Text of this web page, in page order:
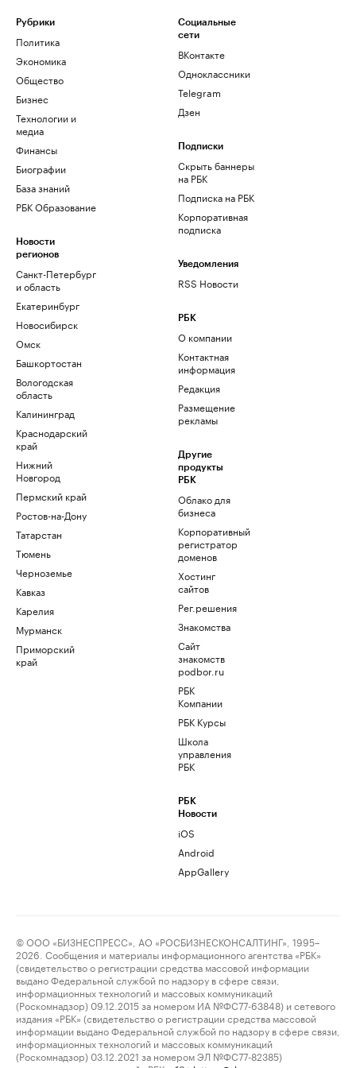
Рубрики
Политика
Экономика
Общество
Бизнес
Технологии и
медиа
Финансы
Биографии
База знаний
РБК Образование
Новости
регионов
Санкт-Петербург
и область
Екатеринбург
Новосибирск
Омск
Башкортостан
Вологодская
область
Калининград
Краснодарский
край
Нижний
Новгород
Пермский край
Ростов-на-Дону
Татарстан
Тюмень
Черноземье
Кавказ
Карелия
Мурманск
Приморский
край
Социальные
сети
ВКонтакте
Одноклассники
Telegram
Дзен
Подписки
Скрыть баннеры
на РБК
Подписка на РБК
Корпоративная
подписка
Уведомления
RSS Новости
РБК
О компании
Контактная
информация
Редакция
Размещение
рекламы
Другие
продукты
РБК
Облако для
бизнеса
Корпоративный
регистратор
доменов
Хостинг
сайтов
Рег.решения
Знакомства
Сайт
знакомств
podbor.ru
РБК
Компании
РБК Курсы
Школа
управления
РБК
РБК
Новости
iOS
Android
AppGallery
© ООО «БИЗНЕСПРЕСС», АО «РОСБИЗНЕСКОНСАЛТИНГ», 1995–
2026. Сообщения и материалы информационного агентства «РБК»
(свидетельство о регистрации средства массовой информации
выдано Федеральной службой по надзору в сфере связи,
информационных технологий и массовых коммуникаций
(Роскомнадзор) 09.12.2015 за номером ИА №ФС77-63848) и сетевого
издания «РБК» (свидетельство о регистрации средства массовой
информации выдано Федеральной службой по надзору в сфере связи,
информационных технологий и массовых коммуникаций
(Роскомнадзор) 03.12.2021 за номером ЭЛ №ФС77-82385)